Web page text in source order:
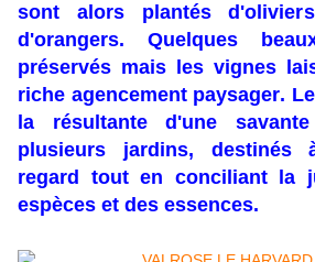
sont alors plantés
d'orangers. Quelques
préservés mais les vignes
riche agencement paysager.
la résultante d'une
plusieurs jardins, destinés
regard tout en conciliant la
espèces et des essences.